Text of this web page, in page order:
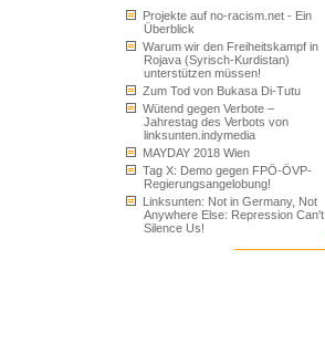
Projekte auf no-racism.net - Ein
Überblick
Warum wir den Freiheitskampf in
Rojava (Syrisch-Kurdistan)
unterstützen müssen!
Zum Tod von Bukasa Di-Tutu
Wütend gegen Verbote –
Jahrestag des Verbots von
linksunten.indymedia
MAYDAY 2018 Wien
Tag X: Demo gegen FPÖ-ÖVP-
Regierungsangelobung!
Linksunten: Not in Germany, Not
Anywhere Else: Repression Can't
Silence Us!